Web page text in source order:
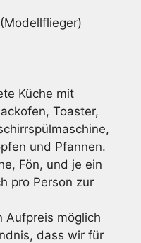
Küche mit
Toaster,
und Pfannen.
Fön, und je ein
pro Person zur
Aufpreis möglich
dass wir für